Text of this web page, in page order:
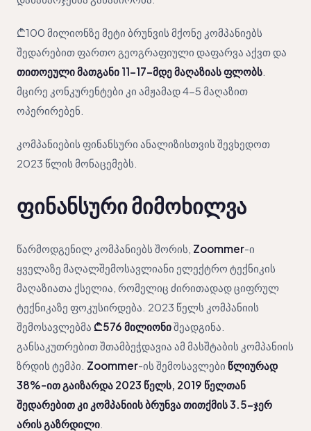
₾100 მილიონზე მეტი ბრუნვის მქონე კომპანიებს
შედარებით ფართო გეოგრაფიული დაფარვა აქვთ და
თითოეული მათგანი 11-17-მდე მაღაზიას ფლობს
მცირე კონკურენტები კი ამჟამად 4-5 მაღაზით
ოპერირებენ.
კომპანიების ფინანსური ანალიზისთვის შევხედოთ
2023 წლის მონაცემებს.
ფინანსური მიმოხილვა
წარმოდგენილ კომპანიებს შორის, Zoommer-ი
ყველაზე მაღალშემოსავლიანი ელექტრო ტექნიკის
მაღაზიათა ქსელია, რომელიც ძირითადად ციფრულ
ტექნიკაზე ფოკუსირდება. 2023 წელს კომპანიის
შემოსავლებმა ₾576 მილიონიშეადგინა.
განსაკუთრებით შთამბეჭდავია ამ მასშტაბის კომპანიის
ზრდის ტემპი. Zoommer-ის შემოსავლები წლიურად
38%-ით გაიზარდა 2023 წელს, 2019 წელთან
შედარებით კი კომპანიის ბრუნვა თითქმის 3.5-ჯერ
არის გაზრდილი